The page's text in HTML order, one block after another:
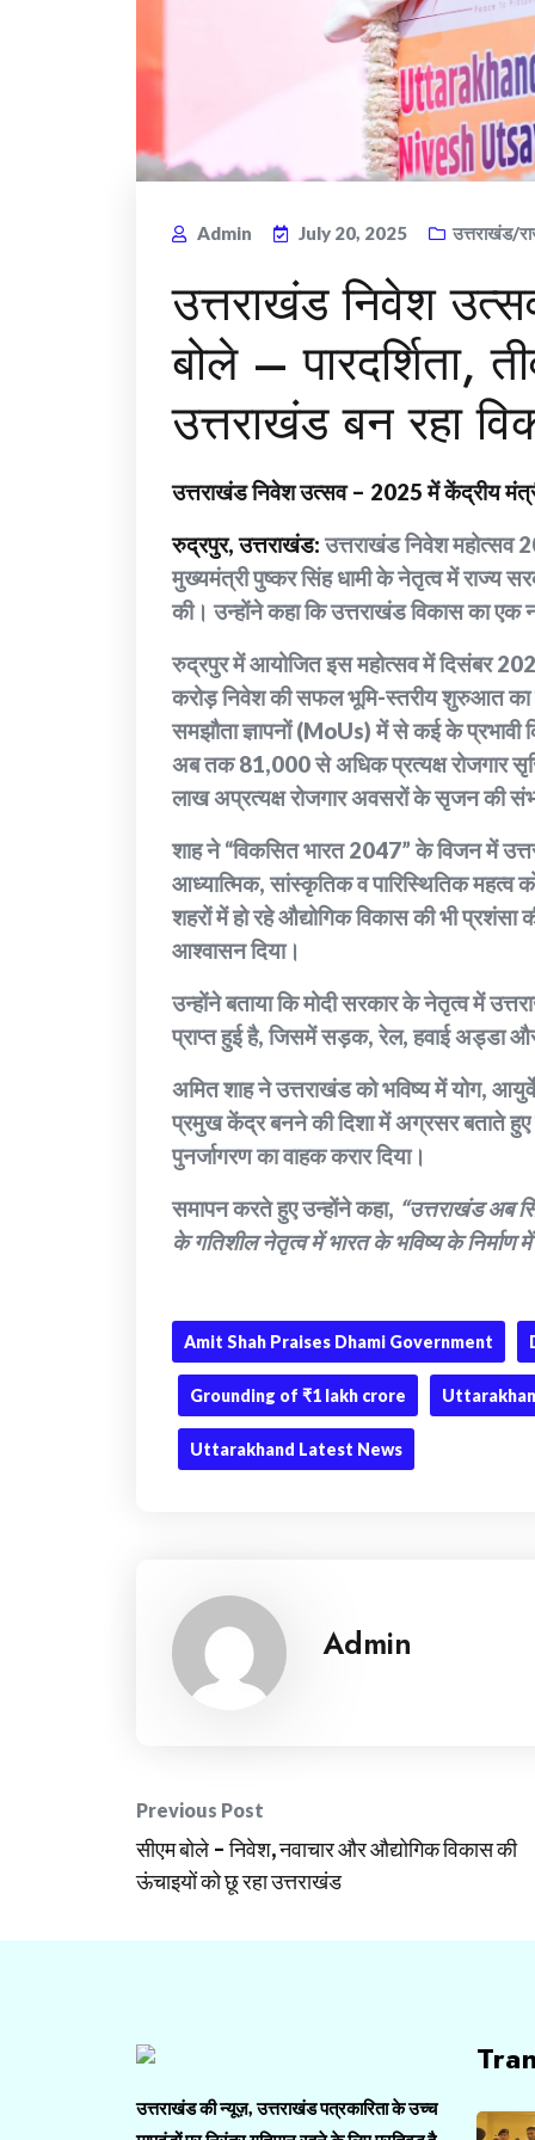
Admin July 20, 2025 उत्तराखंड/
उत्तराखंड निवेश
बोले – पारदर्शिता,
उत्तराखंड बन रहा
उत्तराखंड निवेश उत्सव – 2025 में केंद्रीय
रुद्रपुर, उत्तराखंड:उत्तराखंड निवेश महोत्सव
मुख्यमंत्री पुष्कर सिंह धामी के नेतृत्व में राज्य
की। उन्होंने कहा कि उत्तराखंड विकास का एक
रुद्रपुर में आयोजित इस महोत्सव में दिसंबर
करोड़ निवेश की सफल भूमि-स्तरीय शुरुआत का
समझौता ज्ञापनों (MoUs) में से कई के
अब तक 81,000 से अधिक प्रत्यक्ष रोजगार
लाख अप्रत्यक्ष रोजगार अवसरों के सृजन की
शाह ने “विकसित भारत 2047” के विजन में
आध्यात्मिक, सांस्कृतिक व पारिस्थितिक महत्व
शहरों में हो रहे औद्योगिक विकास की भी
आश्वासन दिया।
उन्होंने बताया कि मोदी सरकार के नेतृत्व में
प्राप्त हुई है, जिसमें सड़क, रेल, हवाई अड्डा
अमित शाह ने उत्तराखंड को भविष्य में योग,
प्रमुख केंद्र बनने की दिशा में अग्रसर बताते हुए
पुनर्जागरण का वाहक करार दिया।
समापन करते हुए उन्होंने कहा, “उत्तराखंड अब
के गतिशील नेतृत्व में भारत के भविष्य के निर्माण
Amit Shah Praises Dhami Government
Grounding of ₹1 lakh crore
Uttarakhand Latest News
Admin
Post
navigation
Previous Post
सीएम बोले – निवेश, नवाचार और औद्योगिक विकास की
ऊंचाइयों को छू रहा उत्तराखंड
उत्तराखंड की न्यूज़, उत्तराखंड पत्रकारिता के उच्च